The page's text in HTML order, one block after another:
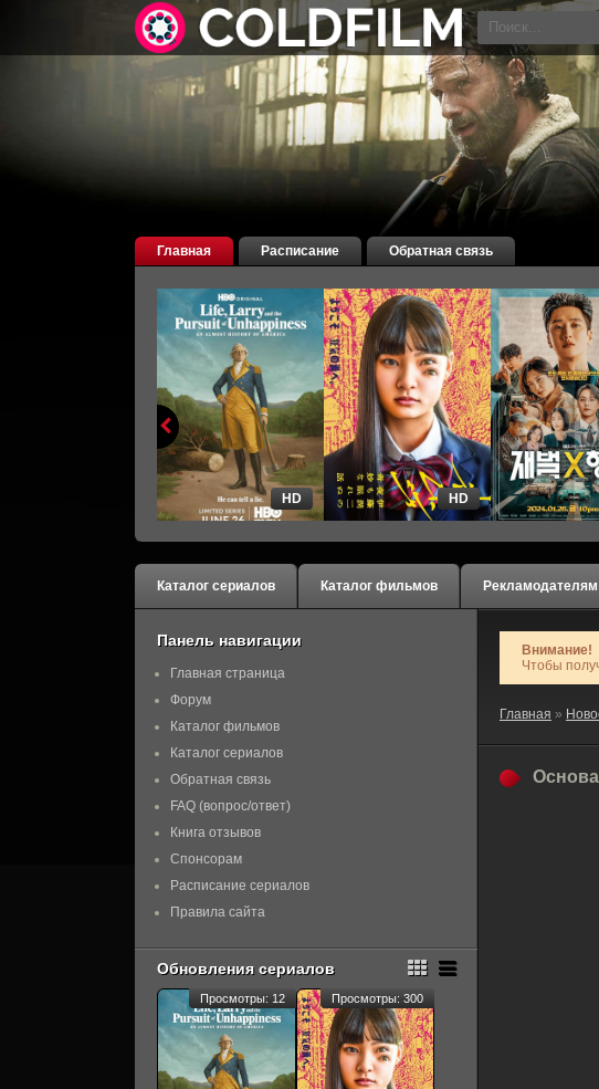
Главная Расписание Обратная связь
HD HD
Каталог сериалов Каталог фильмов Рекламодателям
Внимание!
Чтобы
Главная »
Панель навигации
Главная страница
Форум
Каталог фильмов
Каталог сериалов
Обратная связь
FAQ (вопрос/ответ)
Книга отзывов
Спонсорам
Расписание сериалов
Правила сайта
Обновления сериалов
Просмотры: 12 Просмотры: 300